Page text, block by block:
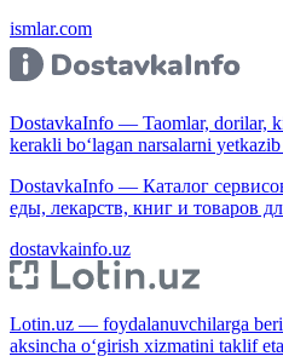
ismlar.com
DostavkaInfo — Taomlar, dorilar,
kerakli bo‘lagan narsalarni
DostavkaInfo — Каталог
еды, лекарств, книг и товаров
dostavkainfo.uz
Lotin.uz — foydalanuvchilarga
aksincha o‘girish xizmatini taklif